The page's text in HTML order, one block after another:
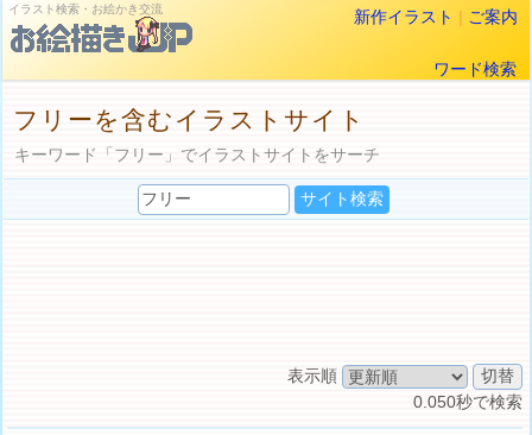
イラスト検索・お絵かき交流 新作イラスト | ご案内
ワード検索
フリーを含むイラストサイト
キーワード「フリー」でイラストサイトをサーチ
表示順
0.050秒で検索